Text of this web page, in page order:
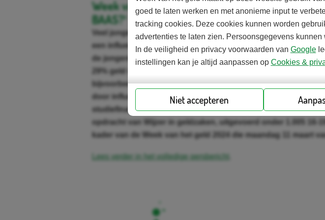
Week van het geld 2024 in het teken van ‘Hoe
BAAS?’
Veel jongeren tussen de 16-19 jaar hebben zich weleens laten
een influencer bij een financiële beslissing. Door deze
de jongeren die influencers volgt weleens geld verdiend, 46%
29% geld verloren. Jongeren die (een deel van) hun geld zelf
bijvoorbeeld een bijbaan zijn naar eigen zeggen minder
door influencers, dan jongeren die hun geld krijgen van ouders
studiefinanciering. Dit blijkt uit het onderzoek ‘Hoe ben jij je
opdracht van Wijzer in geldzaken, uitgevoerd onder 1.005 16-
kader van de Week van het geld 2024 die maandag 11 maart
Lees verder in het volledige persbericht
goed te laten werken en met anonieme input te
tracking cookies. Deze cookies kunnen worden
advertenties te laten zien. Persoonsgegevens
In de veiligheid en privacy voorwaarden van Google
instellingen kan je altijd aanpassen op Cookies &
Niet accepteren